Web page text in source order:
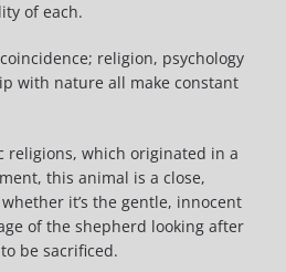
of each.
religion, psychology
with nature all make constant
religions, which originated in a
this animal is a close,
it’s the gentle, innocent
of the shepherd looking after
be sacrificed.